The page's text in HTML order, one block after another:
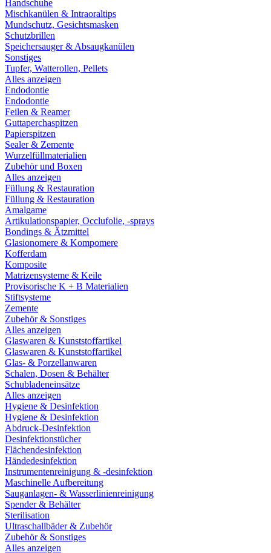
Handschuhe
Mischkanülen & Intraoraltips
Mundschutz, Gesichtsmasken
Schutzbrillen
Speichersauger & Absaugkanülen
Sonstiges
Tupfer, Watterollen, Pellets
Alles anzeigen
Endodontie
Endodontie
Feilen & Reamer
Guttaperchaspitzen
Papierspitzen
Sealer & Zemente
Wurzelfüllmaterialien
Zubehör und Boxen
Alles anzeigen
Füllung & Restauration
Füllung & Restauration
Amalgame
Artikulationspapier, Occlufolie, -sprays
Bondings & Ätzmittel
Glasionomere & Kompomere
Kofferdam
Komposite
Matrizensysteme & Keile
Provisorische K + B Materialien
Stiftsysteme
Zemente
Zubehör & Sonstiges
Alles anzeigen
Glaswaren & Kunststoffartikel
Glaswaren & Kunststoffartikel
Glas- & Porzellanwaren
Schalen, Dosen & Behälter
Schubladeneinsätze
Alles anzeigen
Hygiene & Desinfektion
Hygiene & Desinfektion
Abdruck-Desinfektion
Desinfektionstücher
Flächendesinfektion
Händedesinfektion
Instrumentenreinigung & -desinfektion
Maschinelle Aufbereitung
Sauganlagen- & Wasserlinienreinigung
Spender & Behälter
Sterilisation
Ultraschallbäder & Zubehör
Zubehör & Sonstiges
Alles anzeigen